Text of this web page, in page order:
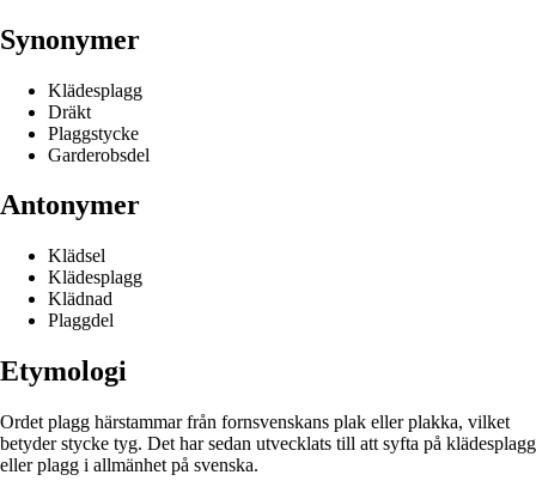
Synonymer
Klädesplagg
Dräkt
Plaggstycke
Garderobsdel
Antonymer
Klädsel
Klädesplagg
Klädnad
Plaggdel
Etymologi
Ordet plagg härstammar från fornsvenskans plak eller plakka, vilket
betyder stycke tyg. Det har sedan utvecklats till att syfta på klädesplagg
eller plagg i allmänhet på svenska.